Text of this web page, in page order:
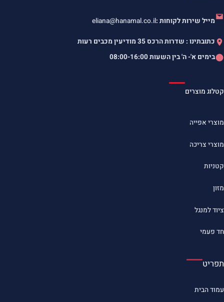
מייל שירות לקוחות :eliana@hanamal.co.il
כתובתינו : שדרות הרכס 35 מודיעין מכבים רעות
בימים א'- ה' בין השעות08:00-16:00
קטלוג מוצרים
מוצרי אפייה
מוצרי צריכה
קטניות
מזון
ציוד למנגל
חד פעמי
תפריט
עמוד הבית